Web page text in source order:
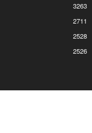
3263
2711
2528
2526